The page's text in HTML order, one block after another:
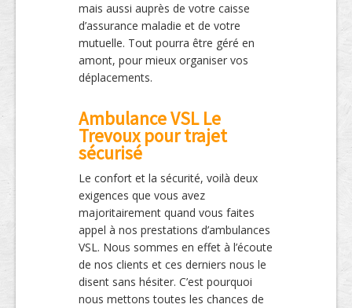
mais aussi auprès de votre caisse
d’assurance maladie et de votre
mutuelle. Tout pourra être géré en
amont, pour mieux organiser vos
déplacements.
Ambulance VSL Le
Trevoux pour trajet
sécurisé
Le confort et la sécurité, voilà deux
exigences que vous avez
majoritairement quand vous faites
appel à nos prestations d’ambulances
VSL. Nous sommes en effet à l’écoute
de nos clients et ces derniers nous le
disent sans hésiter. C’est pourquoi
nous mettons toutes les chances de